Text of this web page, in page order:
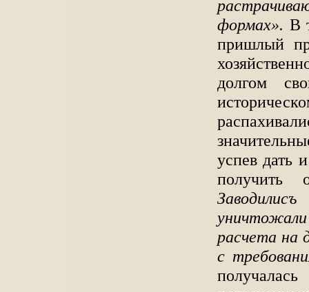
формах». В
пришлый
долгом
успев дать
получить
расчета на
с